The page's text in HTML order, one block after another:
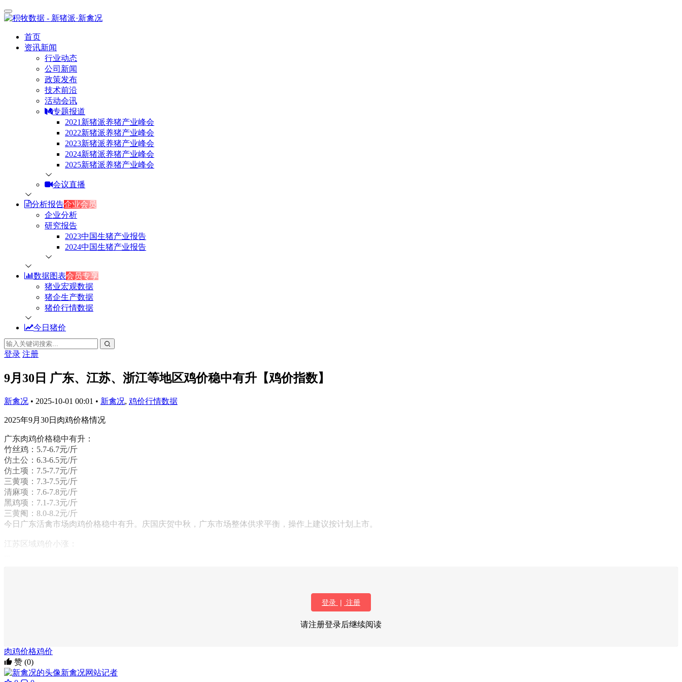
首页
资讯新闻
行业动态
公司新闻
政策发布
技术前沿
活动会讯
专题报道
2021新猪派养猪产业峰会
2022新猪派养猪产业峰会
2023新猪派养猪产业峰会
2024新猪派养猪产业峰会
2025新猪派养猪产业峰会
会议直播
分析报告企业会员
企业分析
研究报告
2023中国生猪产业报告
2024中国生猪产业报告
数据图表会员专享
猪业宏观数据
猪企生产数据
猪价行情数据
今日猪价
登录 注册
9月30日 广东、江苏、浙江等地区鸡价稳中有升【鸡价指数】
新禽况 • 2025-10-01 00:01 • 新禽况, 鸡价行情数据
2025年9月30日肉鸡价格情况
广东肉鸡价格稳中有升：
竹丝鸡：5.7-6.7元/斤
仿土公：6.3-6.5元/斤
仿土项：7.5-7.7元/斤
三黄项：7.3-7.5元/斤
清麻项：7.6-7.8元/斤
黑鸡项：7.1-7.3元/斤
三黄阉：8.0-8.2元/斤
今日广东活禽市场肉鸡价格稳中有升。庆国庆贺中秋，广东市场整体供求平衡，操作上建议按计划上市。
江苏区域鸡价小涨：
登录 | 注册
请注册登录后继续阅读
肉鸡价格鸡价
赞 (0)
新禽况网站记者